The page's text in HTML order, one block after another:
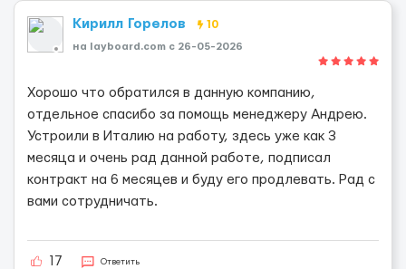
Кирилл Горелов 10
на layboard.com c 26-05-2026
Хорошо что обратился в данную компанию,
отдельное спасибо за помощь менеджеру Андрею.
Устроили в Италию на работу, здесь уже как 3
месяца и очень рад данной работе, подписал
контракт на 6 месяцев и буду его продлевать. Рад с
вами сотрудничать.
17 Ответить